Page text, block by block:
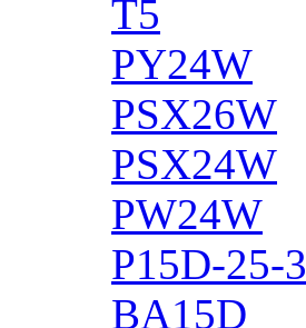
T5
PY24W
PSX26W
PSX24W
PW24W
P15D-25-3
BA15D